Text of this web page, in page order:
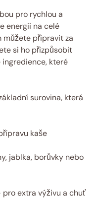
pro rychlou a
energii na celé
můžete připravit za
si ho přizpůsobit
ingredience, které
surovina, která
kaše
jablka, borůvky nebo
pro extra výživu a chuť